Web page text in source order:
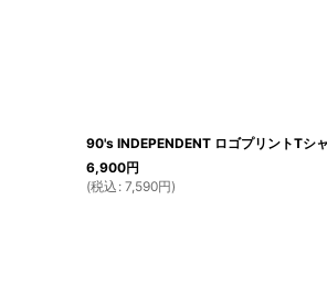
90's INDEPENDENT ロゴプリントTシ
6,900円
(税込 : 7,590円)